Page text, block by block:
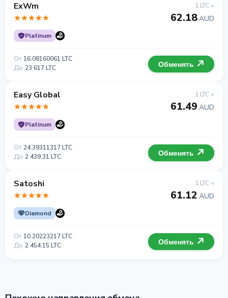
ExWm
Platinum
1 LTC =
62.18AUD
От 16.08160061 LTC
До 23 617 LTC Обменять
Easy Global
Platinum
1 LTC =
61.49 AUD
От 24.39311317 LTC
До 2 439.31 LTC Обменять
Satoshi
Diamond
1 LTC =
61.12 AUD
От 10.20223217 LTC
До 2 454.15 LTC Обменять